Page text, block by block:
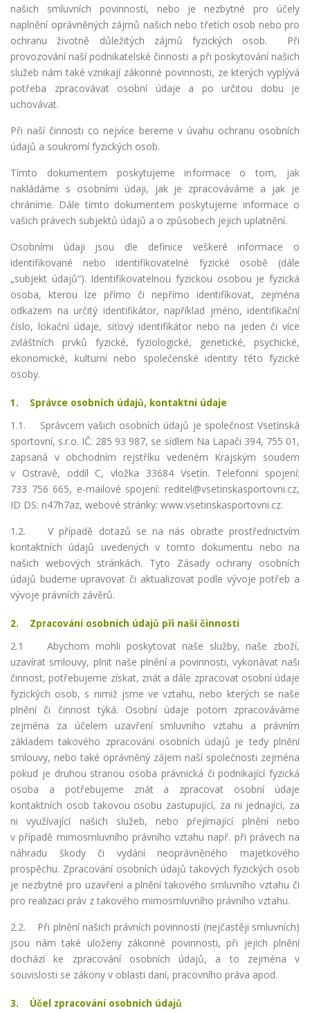
našich smluvních povinností, nebo je nezbytné pro účely
naplnění oprávněných zájmů našich nebo třetích osob nebo pro
ochranu životně důležitých zájmů fyzických osob. Při
provozování naší podnikatelské činnosti a při poskytování našich
služeb nám také vznikají zákonné povinnosti, ze kterých vyplývá
potřeba zpracovávat osobní údaje a po určitou dobu je
uchovávat.
Při naší činnosti co nejvíce bereme v úvahu ochranu osobních
údajů a soukromí fyzických osob.
Tímto dokumentem poskytujeme informace o tom, jak
nakládáme s osobními údaji, jak je zpracováváme a jak je
chráníme. Dále tímto dokumentem poskytujeme informace o
vašich právech subjektů údajů a o způsobech jejich uplatnění.
Osobními údaji jsou dle definice veškeré informace o
identifikované nebo identifikovatelné fyzické osobě (dále
„subjekt údajů“). Identifikovatelnou fyzickou osobou je fyzická
osoba, kterou lze přímo či nepřímo identifikovat, zejména
odkazem na určitý identifikátor, například jméno, identifikační
číslo, lokační údaje, síťový identifikátor nebo na jeden či více
zvláštních prvků fyzické, fyziologické, genetické, psychické,
ekonomické, kulturní nebo společenské identity této fyzické
osoby.
1. Správce osobních údajů, kontaktní údaje
1.1. Správcem vašich osobních údajů je společnost Vsetínská
sportovní, s.r.o. IČ: 285 93 987, se sídlem Na Lapači 394, 755 01,
zapsaná v obchodním rejstříku vedeném Krajským soudem
v Ostravě, oddíl C, vložka 33684 Vsetín. Telefonní spojení:
733 756 665, e-mailové spojení: reditel@vsetinskasportovni.cz,
ID DS: n47h7az, webové stránky: www.vsetinskasportovni.cz.
1.2. V případě dotazů se na nás obraťte prostřednictvím
kontaktních údajů uvedených v tomto dokumentu nebo na
našich webových stránkách. Tyto Zásady ochrany osobních
údajů budeme upravovat či aktualizovat podle vývoje potřeb a
vývoje právních závěrů.
2. Zpracování osobních údajů při naší činnosti
2.1 Abychom mohli poskytovat naše služby, naše zboží,
uzavírat smlouvy, plnit naše plnění a povinnosti, vykonávat naši
činnost, potřebujeme získat, znát a dále zpracovat osobní údaje
fyzických osob, s nimiž jsme ve vztahu, nebo kterých se naše
plnění či činnost týká. Osobní údaje potom zpracováváme
zejména za účelem uzavření smluvního vztahu a právním
základem takového zpracování osobních údajů je tedy plnění
smlouvy, nebo také oprávněný zájem naší společnosti zejména
pokud je druhou stranou osoba právnická či podnikající fyzická
osoba a potřebujeme znát a zpracovat osobní údaje
kontaktních osob takovou osobu zastupující, za ni jednající, za
ni využívající našich služeb, nebo přejímající plnění nebo
v případě mimosmluvního právního vztahu např. při právech na
náhradu škody či vydání neoprávněného majetkového
prospěchu. Zpracování osobních údajů takových fyzických osob
je nezbytné pro uzavření a plnění takového smluvního vztahu či
pro realizaci práv z takového mimosmluvního právního vztahu.
2.2. Při plnění našich právních povinností (nejčastěji smluvních)
jsou nám také uloženy zákonné povinnosti, při jejich plnění
dochází ke zpracování osobních údajů, a to zejména v
souvislosti se zákony v oblasti daní, pracovního práva apod.
3. Účel zpracování osobních údajů